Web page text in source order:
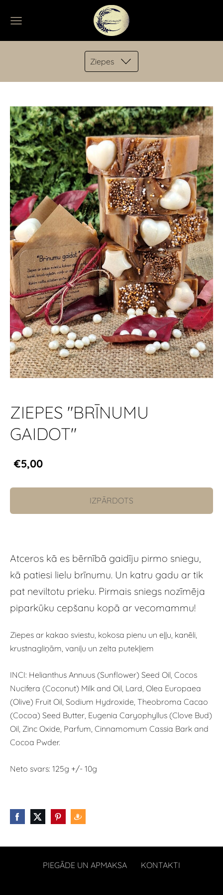
Ziepes
ZIEPES "BRĪNUMU
GAIDOT"
€5,00
IZPĀRDOTS
Atceros kā es bērnībā gaidīju pirmo sniegu,
kā patiesi lielu brīnumu. Un katru gadu ar tik
pat neviltotu prieku. Pirmais sniegs nozīmēja
piparkūku cepšanu kopā ar vecomammu!
Ziepes ar kakao sviestu, kokosa pienu un eļļu, kanēli,
krustnagliņām, vaniļu un zelta putekļiem
INCI: Helianthus Annuus (Sunflower) Seed Oil, Cocos
Nucifera (Coconut) Milk and Oil, Lard, Olea Europaea
(Olive) Fruit Oil, Sodium Hydroxide, Theobroma Cacao
(Cocoa) Seed Butter, Eugenia Caryophyllus (Clove Bud)
Oil, Zinc Oxide, Parfum, Cinnamomum Cassia Bark and
Cocoa Pwder.
Neto svars: 125g +/- 10g
PIEGĀDE UN APMAKSA KONTAKTI